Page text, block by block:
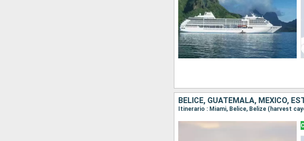
BELICE, GUATEMALA, MÉXICO,
Itinerario : Miami, Belice, Belize (harvest